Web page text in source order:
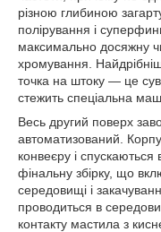
різною глибиною
полірування і
максимально досяжну
хромування.
точка на штоку — це
стежить спеціальна
Весь другий поверх
автоматизований.
конвеєру і
фінальну збірку, що
середовищі і
проводиться в
контакту мастила з